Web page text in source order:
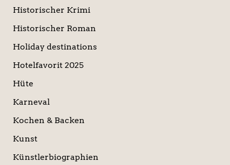
Historischer Krimi
Historischer Roman
Holiday destinations
Hotelfavorit 2025
Hüte
Karneval
Kochen & Backen
Kunst
Künstlerbiographien